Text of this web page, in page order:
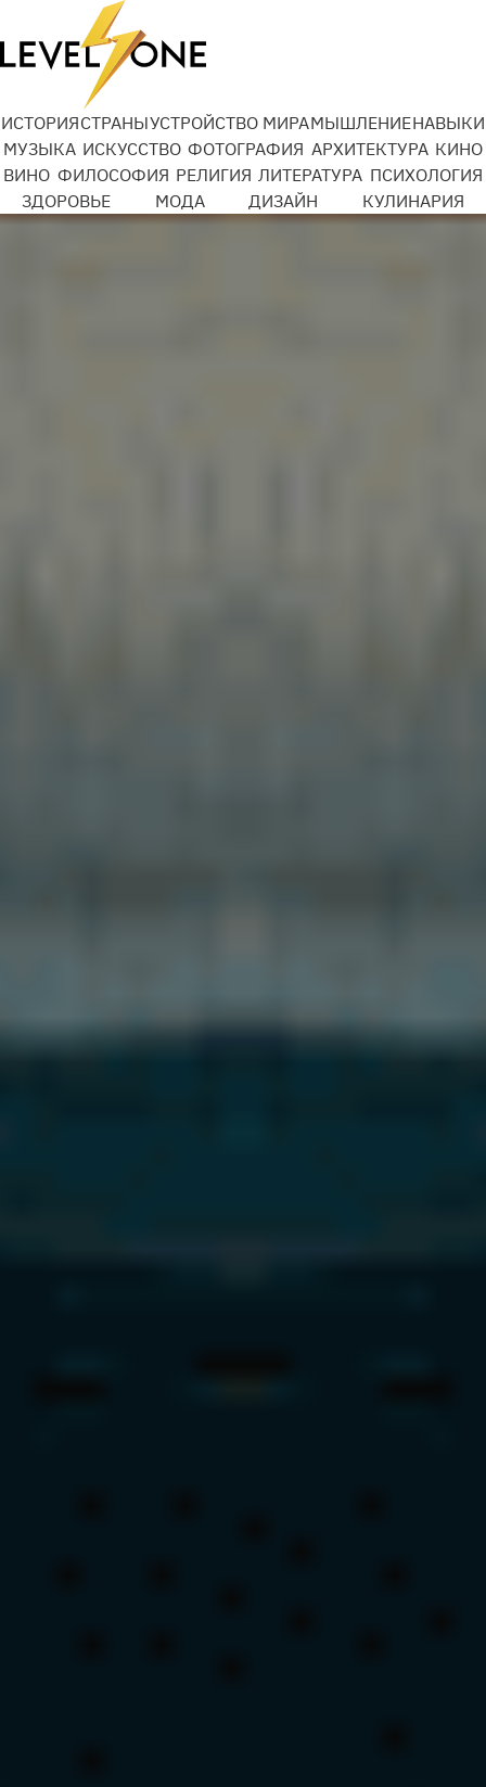
ИСТОРИЯСТРАНЫУСТРОЙСТВО МИРАМЫШЛЕНИЕНАВЫКИ
МУЗЫКА ИСКУССТВО ФОТОГРАФИЯ АРХИТЕКТУРА КИНО
ВИНО ФИЛОСОФИЯ РЕЛИГИЯ ЛИТЕРАТУРА ПСИХОЛОГИЯ
ЗДОРОВЬЕ
МОДА ДИЗАЙН КУЛИНАРИЯ